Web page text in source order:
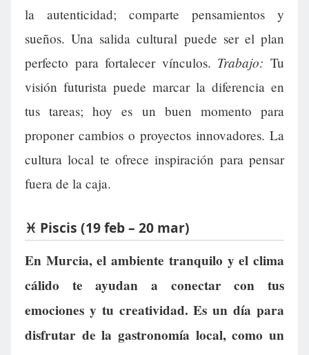
la autenticidad; comparte pensamientos y
sueños. Una salida cultural puede ser el plan
perfecto para fortalecer vínculos. Trabajo: Tu
visión futurista puede marcar la diferencia en
tus tareas; hoy es un buen momento para
proponer cambios o proyectos innovadores. La
cultura local te ofrece inspiración para pensar
fuera de la caja.
♓ Piscis (19 feb – 20 mar)
En Murcia, el ambiente tranquilo y el clima
cálido te ayudan a conectar con tus
emociones y tu creatividad. Es un día para
disfrutar de la gastronomía local, como un